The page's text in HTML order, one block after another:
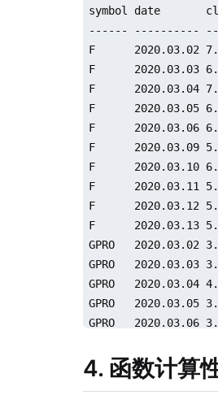
symbol date
------ ----------
F      2020.03.02
F      2020.03.03
F      2020.03.04
F      2020.03.05
F      2020.03.06
F      2020.03.09
F      2020.03.10
F      2020.03.11
F      2020.03.12
F      2020.03.13
GPRO   2020.03.02
GPRO   2020.03.03
GPRO
GPRO   2020.03.05
GPRO
GPRO   2020.03.10
GPRO
4. 函数计算